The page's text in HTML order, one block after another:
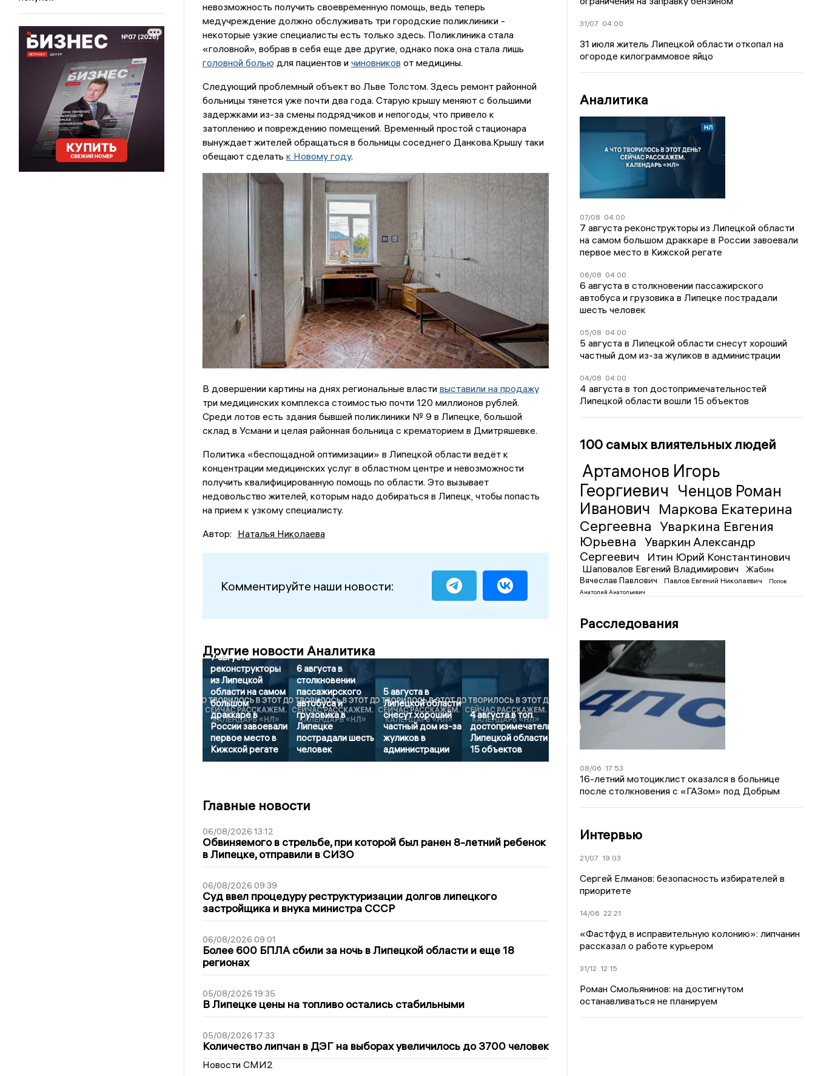
невозможность получить своевременную помощь, ведь теперь
медучреждение должно обслуживать три городские поликлиники -
некоторые узкие специалисты есть только здесь. Поликлиника стала
«головной», вобрав в себя еще две другие, однако пока она стала лишь
головной болью для пациентов и чиновников от медицины.
Следующий проблемный объект во Льве Толстом. Здесь ремонт районной
больницы тянется уже почти два года. Старую крышу меняют с большими
задержками из-за смены подрядчиков и непогоды, что привело к
затоплению и повреждению помещений. Временный простой стационара
вынуждает жителей обращаться в больницы соседнего Данкова.Крышу таки
обещают сделать к Новому году.
В довершении картины на днях региональные власти выставили на продажу
три медицинских комплекса стоимостью почти 120 миллионов рублей.
Среди лотов есть здания бывшей поликлиники № 9 в Липецке, большой
склад в Усмани и целая районная больница с крематорием в Дмитряшевке.
Политика «беспощадной оптимизации» в Липецкой области ведёт к
концентрации медицинских услуг в областном центре и невозможности
получить квалифицированную помощь по области. Это вызывает
недовольство жителей, которым надо добираться в Липецк, чтобы попасть
на прием к узкому специалисту.
Автор: Наталья Николаева
Комментируйте наши новости:
Другие новости Аналитика
7 августа
реконструкторы
из Липецкой
области на самом
большом
драккаре в
России завоевали
первое место в
Кижской регате
6 августа в
столкновении
пассажирского
автобуса и
грузовика в
Липецке
пострадали шесть
человек
5 августа в
Липецкой области
снесут хороший
частный дом из-за
жуликов в
администрации
4 августа в топ
достопримечательностей
Липецкой области вошли
15 объектов
Главные новости
06/08/2026 13:12
Обвиняемого в стрельбе, при которой был ранен 8-летний ребенок
в Липецке, отправили в СИЗО
06/08/2026 09:39
Суд ввел процедуру реструктуризации долгов липецкого
застройщика и внука министра СССР
06/08/2026 09:01
Более 600 БПЛА сбили за ночь в Липецкой области и еще 18
регионах
05/08/2026 19:35
В Липецке цены на топливо остались стабильными
05/08/2026 17:33
Количество липчан в ДЭГ на выборах увеличилось до 3700 человек
Новости СМИ2
31/07 04:00
31 июля житель Липецкой области откопал на
огороде килограммовое яйцо
Аналитика
07/08 04:00
7 августа реконструкторы из Липецкой области
на самом большом драккаре в России завоевали
первое место в Кижской регате
06/08 04:00
6 августа в столкновении пассажирского
автобуса и грузовика в Липецке пострадали
шесть человек
05/08 04:00
5 августа в Липецкой области снесут хороший
частный дом из-за жуликов в администрации
04/08 04:00
4 августа в топ достопримечательностей
Липецкой области вошли 15 объектов
100 самых влиятельных людей
Артамонов Игорь
Георгиевич Ченцов Роман
Иванович Маркова Екатерина
Сергеевна Уваркина Евгения
Юрьевна
Уваркин Александр
Сергеевич
Итин Юрий Константинович
Шаповалов Евгений Владимирович
Жабин
Вячеслав Павлович
Павлов Евгений Николаевич
Попов
Анатолий Анатольевич
Расследования
08/06 17:53
16-летний мотоциклист оказался в больнице
после столкновения с «ГАЗом» под Добрым
Интервью
21/07 19:03
Сергей Елманов: безопасность избирателей в
приоритете
14/06 22:21
«Фастфуд в исправительную колонию»: липчанин
рассказал о работе курьером
31/12 12:15
Роман Смольянинов: на достигнутом
останавливаться не планируем